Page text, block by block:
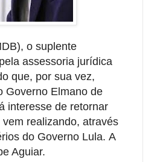
o suplente
assessoria jurídica
que, por sua vez,
Governo Elmano de
interesse de retornar
realizando, através
do Governo Lula. A
Aguiar.